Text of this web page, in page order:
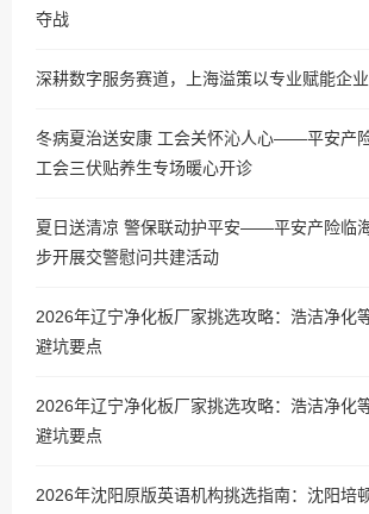
夺战
深耕数字服务赛道，上海溢策以专业赋能企
冬病夏治送安康 工会关怀沁人心——平安产
工会三伏贴养生专场暖心开诊
夏日送清凉 警保联动护平安——平安产险临
步开展交警慰问共建活动
2026年辽宁净化板厂家挑选攻略：浩洁净化
避坑要点
2026年辽宁净化板厂家挑选攻略：浩洁净化
避坑要点
2026年沈阳原版英语机构挑选指南：沈阳培